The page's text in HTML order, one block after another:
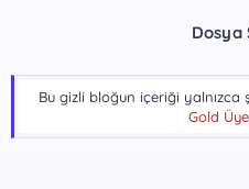
Dosya
Bu gizli bloğun içeriği yalnızca
Gold